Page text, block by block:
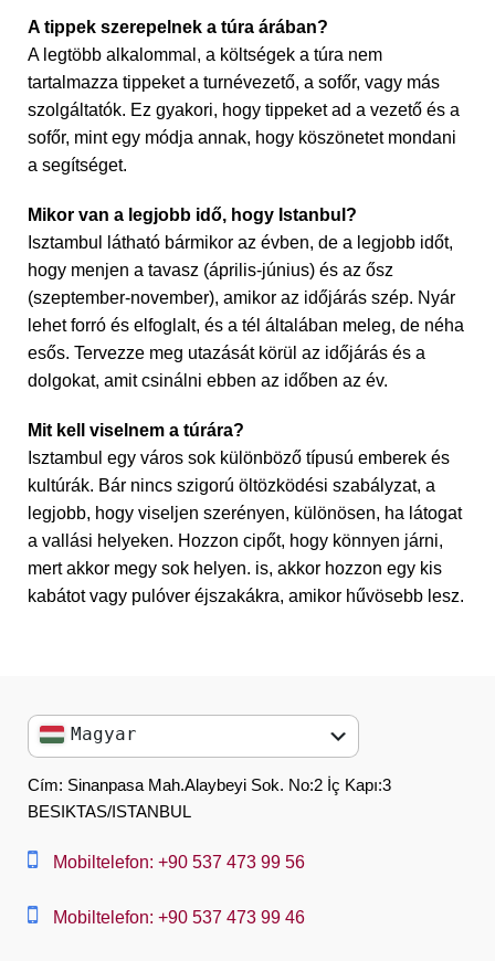
A tippek szerepelnek a túra árában?
A legtöbb alkalommal, a költségek a túra nem
tartalmazza tippeket a turnévezető, a sofőr, vagy más
szolgáltatók. Ez gyakori, hogy tippeket ad a vezető és a
sofőr, mint egy módja annak, hogy köszönetet mondani
a segítséget.
Mikor van a legjobb idő, hogy Istanbul?
Isztambul látható bármikor az évben, de a legjobb időt,
hogy menjen a tavasz (április-június) és az ősz
(szeptember-november), amikor az időjárás szép. Nyár
lehet forró és elfoglalt, és a tél általában meleg, de néha
esős. Tervezze meg utazását körül az időjárás és a
dolgokat, amit csinálni ebben az időben az év.
Mit kell viselnem a túrára?
Isztambul egy város sok különböző típusú emberek és
kultúrák. Bár nincs szigorú öltözködési szabályzat, a
legjobb, hogy viseljen szerényen, különösen, ha látogat
a vallási helyeken. Hozzon cipőt, hogy könnyen járni,
mert akkor megy sok helyen. is, akkor hozzon egy kis
kabátot vagy pulóver éjszakákra, amikor hűvösebb lesz.
Magyar
English
العربية
中文
Cím: Sinanpasa Mah.Alaybeyi Sok. No:2 İç Kapı:3
BESIKTAS/ISTANBUL
Mobiltelefon: +90 537 473 99 56
Mobiltelefon: +90 537 473 99 46